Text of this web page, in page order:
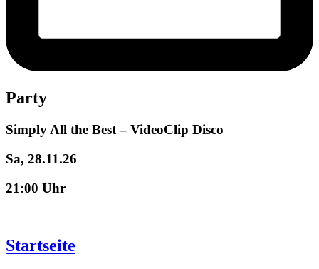
Party
Simply All the Best – VideoClip Disco
Sa, 28.11.26
21:00 Uhr
Startseite